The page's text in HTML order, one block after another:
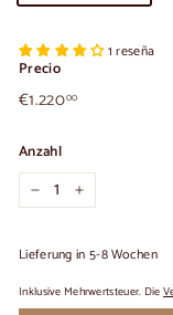
1 reseña
Precio
Üblicher
Preis
€1.22000€1.220,00
Anzahl
+
Lieferung in 5-8 Wochen
Inklusive Mehrwertsteuer. Die